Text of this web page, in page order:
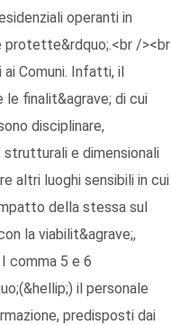
operanti in
/><br
Comuni. Infatti, il
le finalit&agrave; di cui
disciplinare,
e dimensionali
altri luoghi sensibili in cui
della stessa sul
la viabilit&agrave;,
comma 5 e 6
il personale
predisposti dai